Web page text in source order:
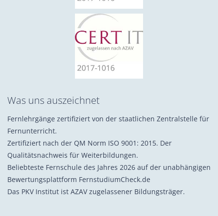
Was uns auszeichnet
Fernlehrgänge zertifiziert von der staatlichen Zentralstelle für
Fernunterricht.
Zertifiziert nach der QM Norm ISO 9001: 2015. Der
Qualitätsnachweis für Weiterbildungen.
Beliebteste Fernschule des Jahres 2026 auf der unabhängigen
Bewertungsplattform FernstudiumCheck.de
Das PKV Institut ist AZAV zugelassener Bildungsträger.